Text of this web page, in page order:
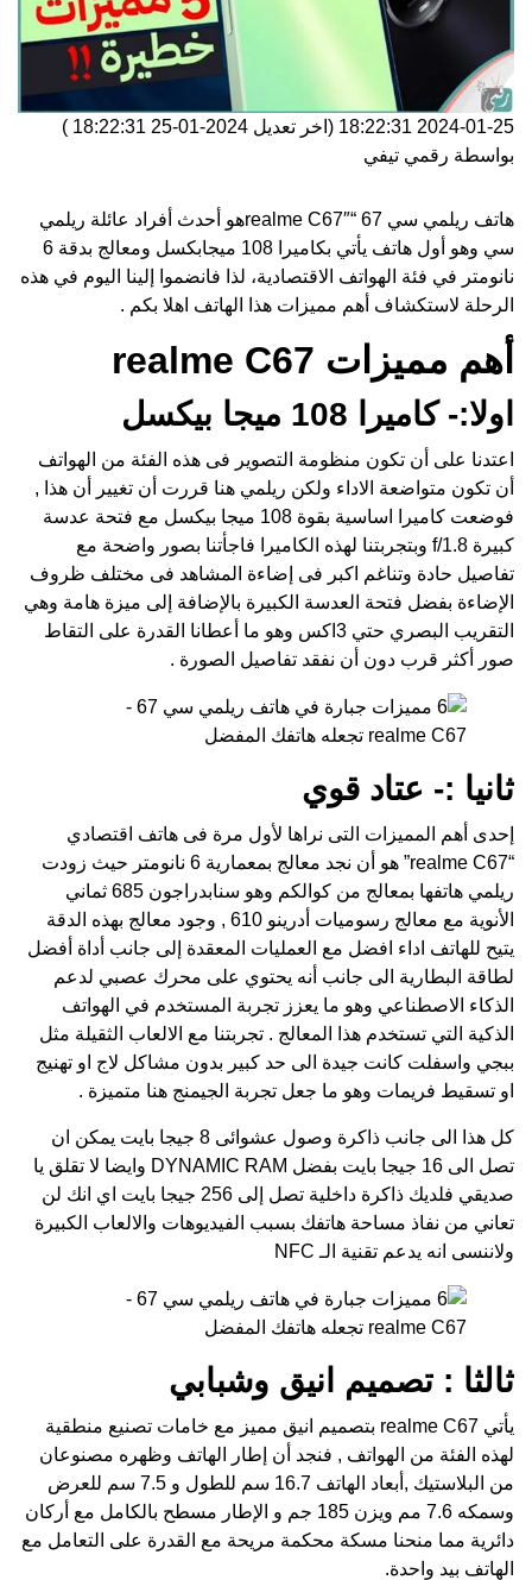
2024-01-25 18:22:31 (اخر تعديل 2024-01-25 18:22:31
)
بواسطة رقمي تيفي
هاتف ريلمي سي 67 “realme C67″هو أحدث أفراد عائلة
ريلمي
سي وهو أول هاتف يأتي بكاميرا 108 ميجابكسل ومعالج بدقة 6
نانومتر في فئة الهواتف الاقتصادية، لذا فانضموا إلينا اليوم في هذه
الرحلة لاستكشاف أهم مميزات هذا الهاتف اهلا بكم .
أهم مميزات realme C67
اولا:- كاميرا 108 ميجا بيكسل
اعتدنا على أن تكون منظومة التصوير فى هذه الفئة من الهواتف
أن تكون متواضعة الاداء ولكن ريلمي هنا قررت أن تغيير أن هذا ,
فوضعت كاميرا اساسية بقوة 108 ميجا بيكسل مع فتحة عدسة
كبيرة f/1.8 وبتجربتنا لهذه الكاميرا فاجأتنا بصور واضحة مع
تفاصيل حادة وتناغم اكبر فى إضاءة المشاهد فى مختلف ظروف
الإضاءة بفضل فتحة العدسة الكبيرة بالإضافة إلى ميزة هامة وهي
التقريب البصري حتي 3اكس وهو ما أعطانا القدرة على التقاط
صور أكثر قرب دون أن نفقد تفاصيل الصورة .
ثانيا :- عتاد قوي
إحدى أهم المميزات التى نراها لأول مرة فى هاتف اقتصادي
“realme C67” هو أن نجد معالج بمعمارية 6 نانومتر حيث زودت
ريلمي هاتفها بمعالج من كوالكم وهو سنابدراجون 685 ثماني
الأنوية مع معالج رسوميات أدرينو 610 , وجود معالج بهذه الدقة
يتيح للهاتف اداء افضل مع العمليات المعقدة إلى جانب أداة أفضل
لطاقة البطارية الى جانب أنه يحتوي على محرك عصبي لدعم
الذكاء الاصطناعي وهو ما يعزز تجربة المستخدم في الهواتف
الذكية التي تستخدم هذا المعالج . تجربتنا مع الالعاب الثقيلة مثل
ببجي واسفلت كانت جيدة الى حد كبير بدون مشاكل لاج او تهنيج
او تسقيط فريمات وهو ما جعل تجربة الجيمنج هنا متميزة .
كل هذا الى جانب ذاكرة وصول عشوائى 8 جيجا بايت يمكن ان
تصل الى 16 جيجا بايت بفضل DYNAMIC RAM وايضا لا تقلق يا
صديقي فلديك ذاكرة داخلية تصل إلى 256 جيجا بايت اي انك لن
تعاني من نفاذ مساحة هاتفك بسبب الفيديوهات والالعاب الكبيرة
ولاننسى انه يدعم تقنية الـ NFC
ثالثا : تصميم انيق وشبابي
يأتي realme C67 بتصميم انيق مميز مع خامات تصنيع منطقية
لهذه الفئة من الهواتف , فنجد أن إطار الهاتف وظهره مصنوعان
من البلاستيك ,أبعاد الهاتف 16.7 سم للطول و 7.5 سم للعرض
وسمكه 7.6 مم ويزن 185 جم و الإطار مسطح بالكامل مع أركان
دائرية مما منحنا مسكة محكمة مريحة مع القدرة على التعامل مع
الهاتف بيد واحدة.